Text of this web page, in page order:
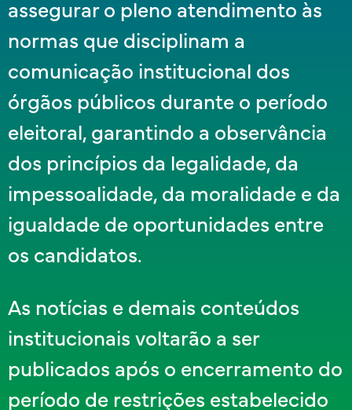
assegurar o pleno atendimento às
normas que disciplinam a
comunicação institucional dos
órgãos públicos durante o período
eleitoral, garantindo a observância
dos princípios da legalidade, da
impessoalidade, da moralidade e da
igualdade de oportunidades entre
os candidatos.
As notícias e demais conteúdos
institucionais voltarão a ser
publicados após o encerramento do
período de restrições estabelecido